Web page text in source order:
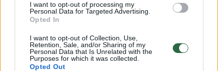
I want to opt-out of processing my
Personal Data for Targeted Advertising.
Opted In
I want to opt-out of Collection, Use,
Retention, Sale, and/or Sharing of my
Personal Data that Is Unrelated with the
Purposes for which it was collected.
Opted Out
Į Plungės ligoninę apdegusią 36 metų moterį
greitosios medicininės pagalbos tarnybos
brigada pristatė apie 5.16 val.